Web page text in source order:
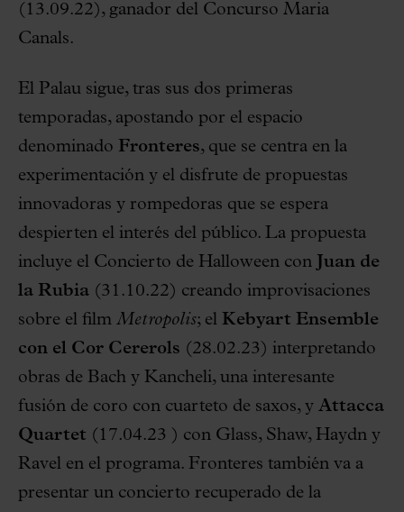
(13.09.22), ganador del Concurso Maria
Canals.
El Palau sigue, tras sus dos primeras
temporadas, apostando por el espacio
denominado Fronteres, que se centra en la
experimentación y el disfrute de propuestas
innovadoras y rompedoras que se espera
despierten el interés del público. La propuesta
incluye el Concierto de Halloween con
Juan de
la Rubia (31.10.22) creando improvisaciones
sobre el film Metropolis; el Kebyart Ensemble
con el Cor Cererols (28.02.23) interpretando
obras de Bach y Kancheli, una interesante
fusión de coro con cuarteto de saxos, y Attacca
Quartet (17.04.23 ) con Glass, Shaw, Haydn y
Ravel en el programa. Fronteres también va a
presentar un concierto recuperado de la